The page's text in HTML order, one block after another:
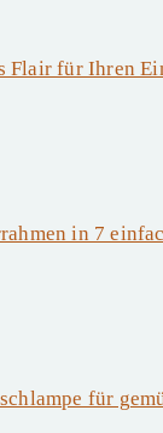
Flair für Ihren
in 7
für